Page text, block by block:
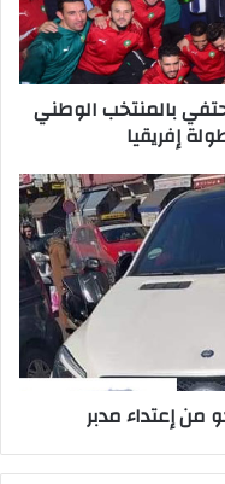
بالمنتخب الوطني
إفريقيا
من إعتداء مدبر